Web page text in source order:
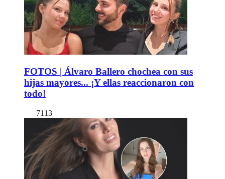
FOTOS | Álvaro Ballero chochea con sus
hijas mayores... ¡Y ellas reaccionaron con
todo!
7113